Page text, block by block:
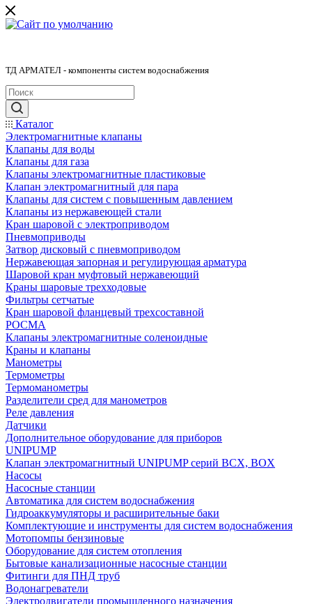
ТД АРМАТЕЛ - компоненты систем водоснабжения
Каталог
Электромагнитные клапаны
Клапаны для воды
Клапаны для газа
Клапаны электромагнитные пластиковые
Клапан электромагнитный для пара
Клапаны для систем с повышенным давлением
Клапаны из нержавеющей стали
Кран шаровой с электроприводом
Пневмоприводы
Затвор дисковый с пневмоприводом
Нержавеющая запорная и регулирующая арматура
Шаровой кран муфтовый нержавеющий
Краны шаровые трехходовые
Фильтры сетчатые
Кран шаровой фланцевый трехсоставной
РОСМА
Клапаны электромагнитные соленоидные
Краны и клапаны
Манометры
Термометры
Термоманометры
Разделители сред для манометров
Реле давления
Датчики
Дополнительное оборудование для приборов
UNIPUMP
Клапан электромагнитный UNIPUMP серий BCX, BOX
Насосы
Насосные станции
Автоматика для систем водоснабжения
Гидроаккумуляторы и расширительные баки
Комплектующие и инструменты для систем водоснабжения
Мотопомпы бензиновые
Оборудование для систем отопления
Бытовые канализационные насосные станции
Фитинги для ПНД труб
Водонагреватели
Электродвигатели промышленного назначения